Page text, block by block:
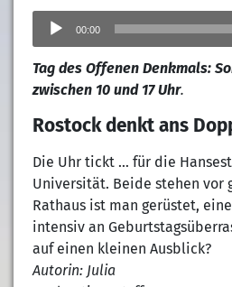
Audio-
Player
00:00
Tag des Offenen Denkmals:
zwischen 10 und 17 Uhr.
Rostock denkt ans
Die Uhr tickt … für die
Universität. Beide stehen vor
Rathaus ist man gerüstet,
intensiv an
auf einen kleinen Ausblick?
Autorin: Julia